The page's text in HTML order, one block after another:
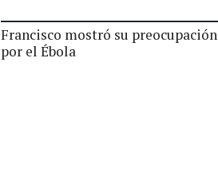
Francisco mostró su preocupación
por el Ébola